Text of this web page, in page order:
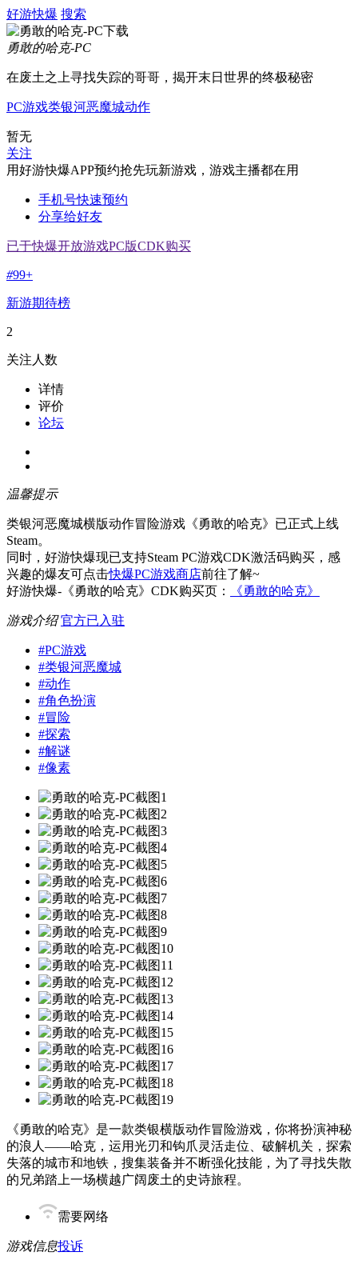
好游快爆 搜索
勇敢的哈克-PC
在废土之上寻找失踪的哥哥，揭开末日世界的终极秘密
PC游戏类银河恶魔城动作
暂无
关注
用好游快爆APP预约抢先玩新游戏，游戏主播都在用
手机号快速预约
分享给好友
已于快爆开放游戏PC版CDK购买
#99+
新游期待榜
2
关注人数
详情
评价
论坛
温馨提示
类银河恶魔城横版动作冒险游戏《勇敢的哈克》已正式上线
Steam。
同时，好游快爆现已支持Steam PC游戏CDK激活码购买，感
兴趣的爆友可点击快爆PC游戏商店前往了解~
好游快爆-《勇敢的哈克》CDK购买页：
《勇敢的哈克》
游戏介绍 官方已入驻
#PC游戏
#类银河恶魔城
#动作
#角色扮演
#冒险
#探索
#解谜
#像素
《勇敢的哈克》是一款类银横版动作冒险游戏，你将扮演神秘
的浪人——哈克，运用光刃和钩爪灵活走位、破解机关，探索
失落的城市和地铁，搜集装备并不断强化技能，为了寻找失散
的兄弟踏上一场横越广阔废土的史诗旅程。
需要网络
游戏信息投诉